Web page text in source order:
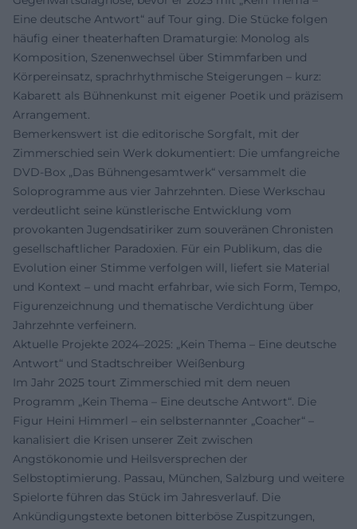
Eine deutsche Antwort“ auf Tour ging. Die Stücke folgen
häufig einer theaterhaften Dramaturgie: Monolog als
Komposition, Szenenwechsel über Stimmfarben und
Körpereinsatz, sprachrhythmische Steigerungen – kurz:
Kabarett als Bühnenkunst mit eigener Poetik und präzisem
Arrangement.
Bemerkenswert ist die editorische Sorgfalt, mit der
Zimmerschied sein Werk dokumentiert: Die umfangreiche
DVD-Box „Das Bühnengesamtwerk“ versammelt die
Soloprogramme aus vier Jahrzehnten. Diese Werkschau
verdeutlicht seine künstlerische Entwicklung vom
provokanten Jugendsatiriker zum souveränen Chronisten
gesellschaftlicher Paradoxien. Für ein Publikum, das die
Evolution einer Stimme verfolgen will, liefert sie Material
und Kontext – und macht erfahrbar, wie sich Form, Tempo,
Figurenzeichnung und thematische Verdichtung über
Jahrzehnte verfeinern.
Aktuelle Projekte 2024–2025: „Kein Thema – Eine deutsche
Antwort“ und Stadtschreiber Weißenburg
Im Jahr 2025 tourt Zimmerschied mit dem neuen
Programm „Kein Thema – Eine deutsche Antwort“. Die
Figur Heini Himmerl – ein selbsternannter „Coacher“ –
kanalisiert die Krisen unserer Zeit zwischen
Angstökonomie und Heilsversprechen der
Selbstoptimierung. Passau, München, Salzburg und weitere
Spielorte führen das Stück im Jahresverlauf. Die
Ankündigungstexte betonen bitterböse Zuspitzungen,